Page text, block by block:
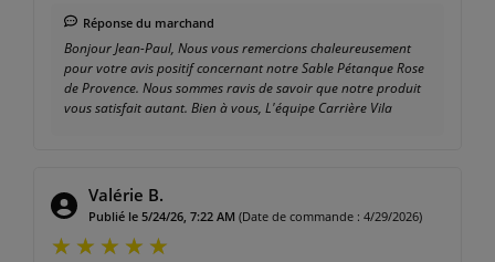
Réponse du marchand
Bonjour Jean-Paul, Nous vous remercions chaleureusement
pour votre avis positif concernant notre Sable Pétanque Rose
de Provence. Nous sommes ravis de savoir que notre produit
vous satisfait autant. Bien à vous, L'équipe Carrière Vila
Valérie B.
Publié le 5/24/26, 7:22 AM (Date de commande : 4/29/2026)